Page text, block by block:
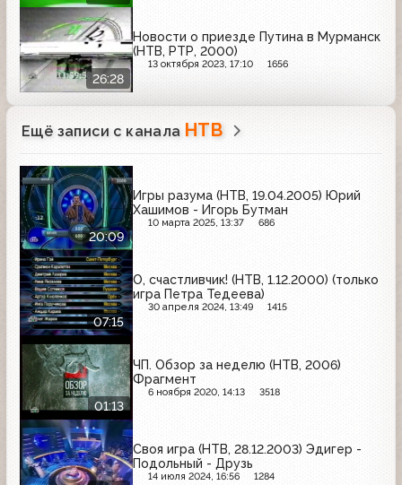
26:28
Новости о приезде Путина в Мурманск
(НТВ, РТР, 2000)
13 октября 2023, 17:10 1656
Ещё записи с канала НТВ
20:09
Игры разума (НТВ, 19.04.2005) Юрий
Хашимов - Игорь Бутман
10 марта 2025, 13:37 686
07:15
О, счастливчик! (НТВ, 1.12.2000) (только
игра Петра Тедеева)
30 апреля 2024, 13:49 1415
01:13
ЧП. Обзор за неделю (НТВ, 2006)
Фрагмент
6 ноября 2020, 14:13 3518
Своя игра (НТВ, 28.12.2003) Эдигер -
Подольный - Друзь
14 июля 2024, 16:56 1284